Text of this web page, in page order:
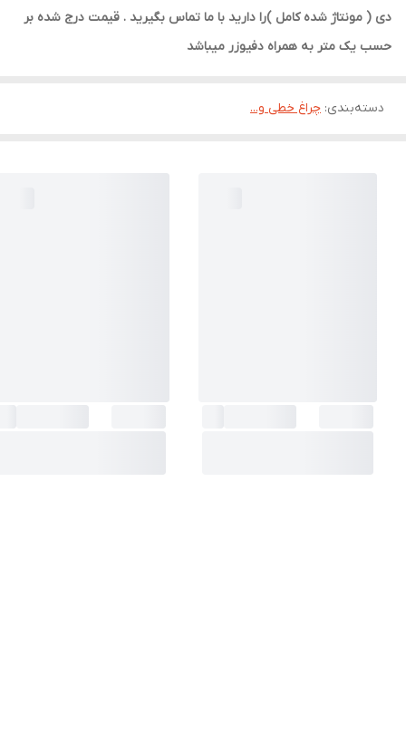
دی ( مونتاژ شده کامل )را دارید با ما تماس بگیرید . قیمت درج شده بر
حسب یک متر به همراه دفیوزر میباشد
دسته‌بندی: چراغ خطی و...